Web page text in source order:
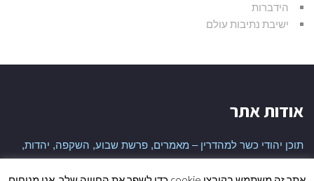
הידברות
ישיבת נתיבות עולם
אודות אתר
תוכן יהודי כשר למהדרין – מאמרים, פרשת שבוע, השקפה, יהדות,
היסטוריה יהודית ועוד